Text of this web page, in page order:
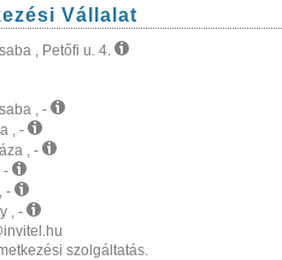
Vállalat
, Petőfi u. 4.
, -
, -
, -
-
-
, -
szolgáltatás.